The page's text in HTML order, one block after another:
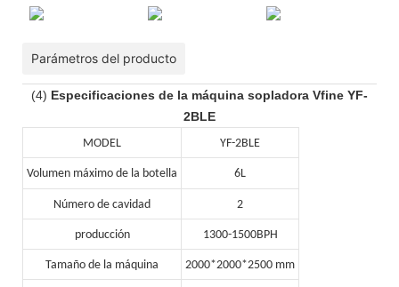
Parámetros del producto
(4) Especificaciones de la máquina sopladora Vfine YF-
2BLE
MODEL YF-2BLE
Volumen máximo de la botella 6L
Número de cavidad 2
producción 1300-1500BPH
Tamaño de la máquina 2000*2000*2500 mm